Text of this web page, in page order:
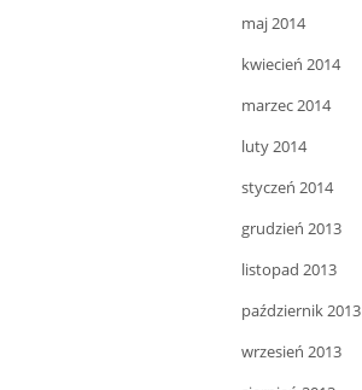
maj 2014
kwiecień 2014
marzec 2014
luty 2014
styczeń 2014
grudzień 2013
listopad 2013
październik 2013
wrzesień 2013